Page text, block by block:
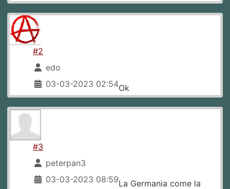
#2
edo
03-03-2023 02:54Ok
#3
peterpan3
03-03-2023 08:59La Germania come la